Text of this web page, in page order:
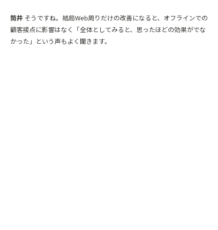
筒井 そうですね。結局Web周りだけの改善になると、オフラインでの
顧客接点に影響はなく「全体としてみると、思ったほどの効果がでな
かった」という声もよく聞きます。